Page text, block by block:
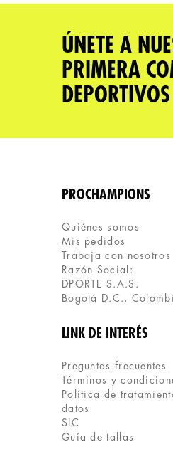
ÚNETE A
PRIMERA
DEPORTIVOS
PROCHAMPIONS
Quiénes somos
Mis pedidos
Trabaja con nosotros
Razón Social:
DPORTE S.A.S.
Bogotá D.C.,
LINK DE INTERÉS
Preguntas frecuentes
Términos y
Política de
datos
SIC
Guía de tallas